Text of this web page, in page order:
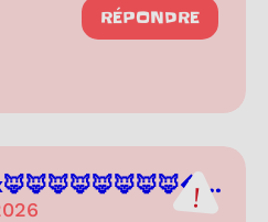
les réactions
RÉPONDRE